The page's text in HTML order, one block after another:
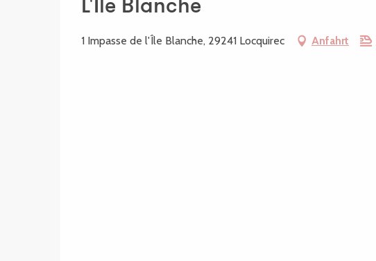
L'Île Blanche
1 Impasse de l'Île Blanche, 29241 Locquirec Anfahrt